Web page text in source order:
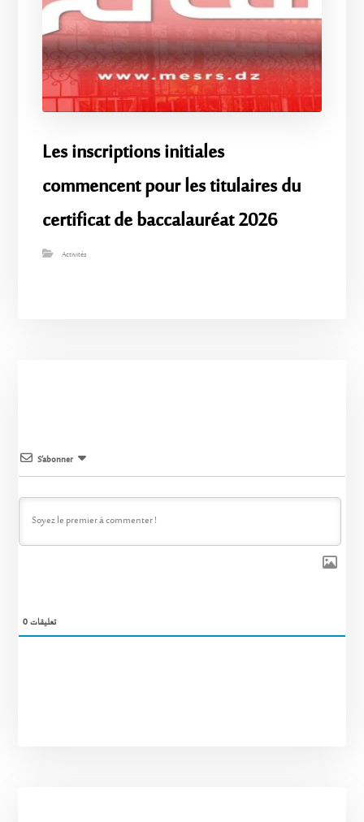
Les inscriptions initiales
commencent pour les titulaires du
certificat de baccalauréat 2026
Activités
S’abonner
0تعليقات